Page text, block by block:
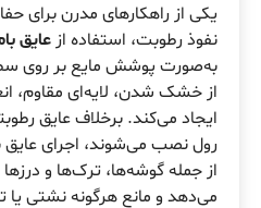
یکی از راهکارهای مدرن برای
نفوذ رطوبت، استفاده از عایق
به‌صورت پوشش مایع بر روی
از خشک شدن، لایه‌ای مقاوم،
ایجاد می‌کند. برخلاف عایق
رول نصب می‌شوند، اجرای عایق
از جمله گوشه‌ها، ترک‌ها و
می‌دهد و مانع هرگونه نشتی